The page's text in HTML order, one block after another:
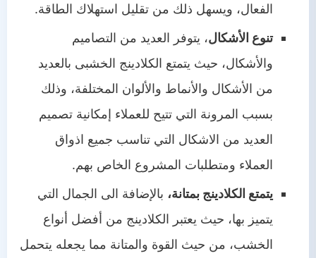
الفعال، ويسهل ذلك من تقليل استهلاك الطاقة.
تنوع الأشكال، يتوفر العديد من التصاميم
والأشكال، حيث يتمتع الكلادينج الخشبى بالعديد
من الأشكال والأنماط والألوان المختلفة، وذلك
بسبب المرونة التي تتيح للعملاء إمكانية تصميم
العديد من الاشكال التي تناسب جميع اذواق
العملاء ومتطلبات المشروع الخاص بهم.
يتمتع الكلادينج بمتانة، بالإضافة الى الجمال التي
يتميز بها، حيث يعتبر الكلادينج من أفضل أنواع
الخشب، من حيث القوة والمتانة مما يجعله يتحمل